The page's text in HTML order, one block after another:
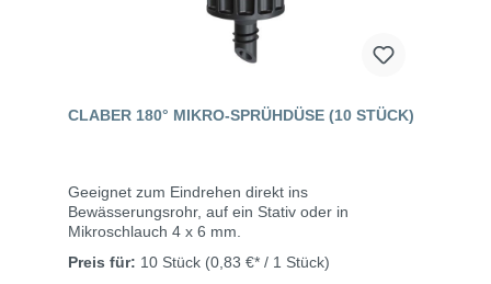
CLABER 180° MIKRO-SPRÜHDÜSE (10 STÜCK)
Geeignet zum Eindrehen direkt ins
Bewässerungsrohr, auf ein Stativ oder in
Mikroschlauch 4 x 6 mm.
Preis für: 10 Stück (0,83 €* / 1 Stück)